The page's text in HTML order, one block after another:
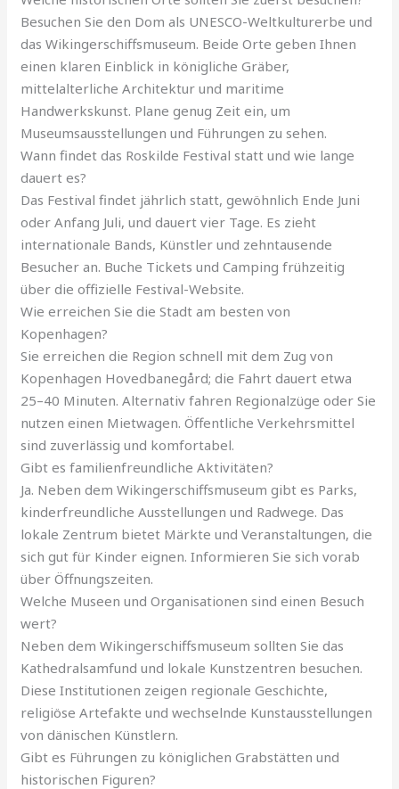
Besuchen Sie den Dom als UNESCO-Weltkulturerbe und
das Wikingerschiffsmuseum. Beide Orte geben Ihnen
einen klaren Einblick in königliche Gräber,
mittelalterliche Architektur und maritime
Handwerkskunst. Plane genug Zeit ein, um
Museumsausstellungen und Führungen zu sehen.
Wann findet das Roskilde Festival statt und wie lange
dauert es?
Das Festival findet jährlich statt, gewöhnlich Ende Juni
oder Anfang Juli, und dauert vier Tage. Es zieht
internationale Bands, Künstler und zehntausende
Besucher an. Buche Tickets und Camping frühzeitig
über die offizielle Festival-Website.
Wie erreichen Sie die Stadt am besten von
Kopenhagen?
Sie erreichen die Region schnell mit dem Zug von
Kopenhagen Hovedbanegård; die Fahrt dauert etwa
25–40 Minuten. Alternativ fahren Regionalzüge oder Sie
nutzen einen Mietwagen. Öffentliche Verkehrsmittel
sind zuverlässig und komfortabel.
Gibt es familienfreundliche Aktivitäten?
Ja. Neben dem Wikingerschiffsmuseum gibt es Parks,
kinderfreundliche Ausstellungen und Radwege. Das
lokale Zentrum bietet Märkte und Veranstaltungen, die
sich gut für Kinder eignen. Informieren Sie sich vorab
über Öffnungszeiten.
Welche Museen und Organisationen sind einen Besuch
wert?
Neben dem Wikingerschiffsmuseum sollten Sie das
Kathedralsamfund und lokale Kunstzentren besuchen.
Diese Institutionen zeigen regionale Geschichte,
religiöse Artefakte und wechselnde Kunstausstellungen
von dänischen Künstlern.
Gibt es Führungen zu königlichen Grabstätten und
historischen Figuren?